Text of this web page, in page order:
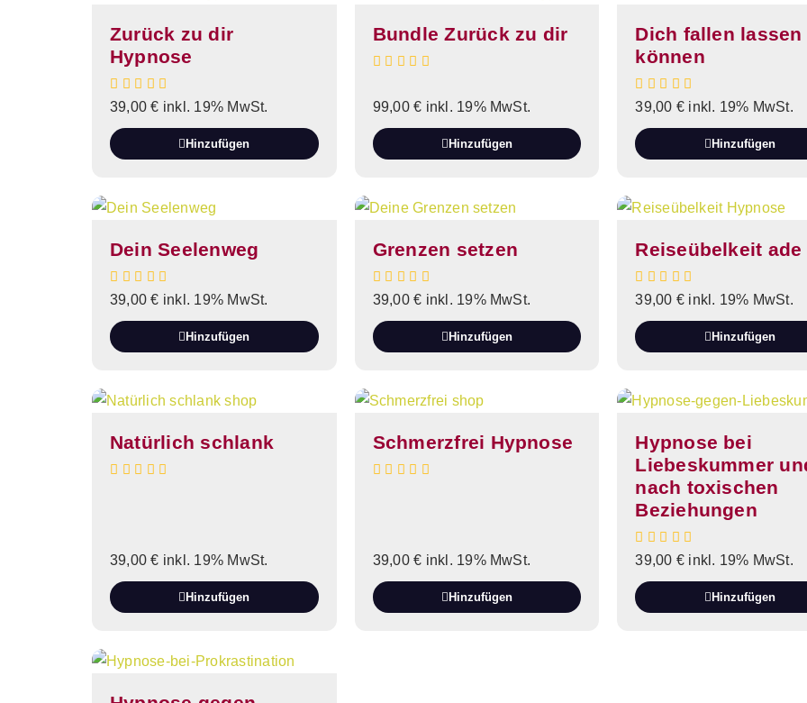
Zurück zu dir
Hypnose
39,00€ inkl. 19% MwSt.
Hinzufügen
Bundle Zurück zu dir
99,00€ inkl. 19% MwSt.
Hinzufügen
Dich fallen lassen
können
39,00 € inkl. 19% MwSt.
Hinzufügen
Dein Seelenweg
39,00€ inkl. 19% MwSt.
Hinzufügen
Grenzen setzen
39,00€ inkl. 19% MwSt.
Hinzufügen
Reiseübelkeit ade
39,00 € inkl. 19% MwSt.
Hinzufügen
Natürlich schlank
39,00€ inkl. 19% MwSt.
Hinzufügen
Schmerzfrei Hypnose
39,00€ inkl. 19% MwSt.
Hinzufügen
Hypnose bei
Liebeskummer
nach toxischen
Beziehungen
39,00 € inkl. 19% MwSt.
Hinzufügen